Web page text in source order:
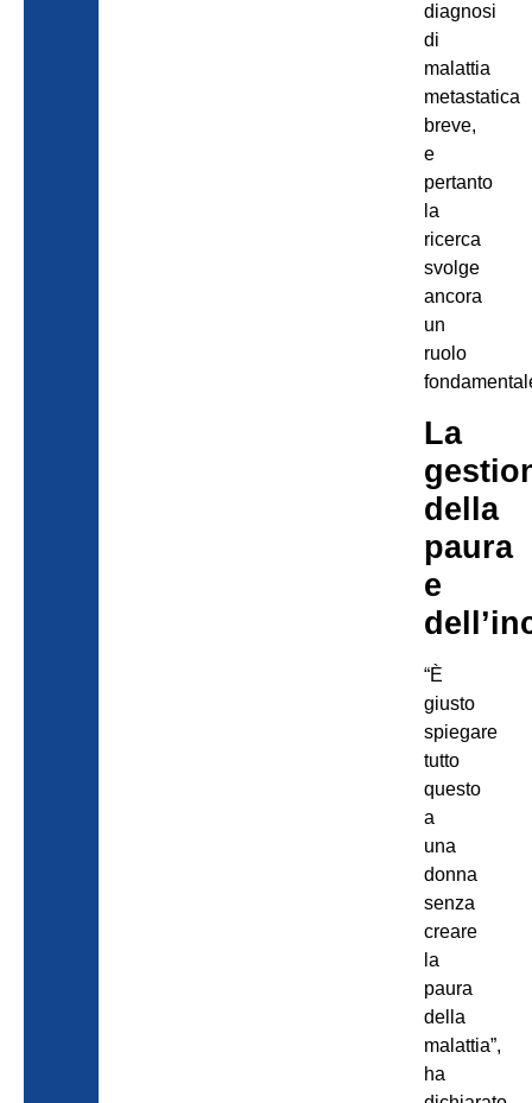
diagnosi
di
malattia
metastatica
breve,
e
pertanto
la
ricerca
svolge
ancora
un
ruolo
La
della
paura
e
“È
giusto
spiegare
tutto
questo
a
una
donna
senza
creare
la
paura
della
malattia”,
ha